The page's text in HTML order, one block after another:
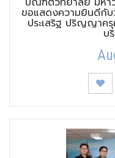
ขอแสดงความยินดีกั
ประเสริฐ ปริญญาค
บ